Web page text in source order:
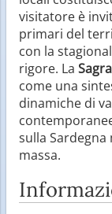
visitatore è
primari del
con la
rigore. La
come una
dinamiche di
sulla
massa.